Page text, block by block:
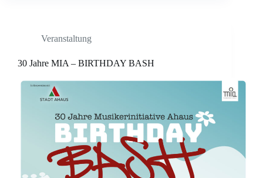
Veranstaltung
30 Jahre MIA – BIRTHDAY BASH